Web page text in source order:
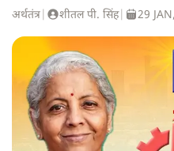
अर्थतंत्र शीतल पी. सिंह| 29